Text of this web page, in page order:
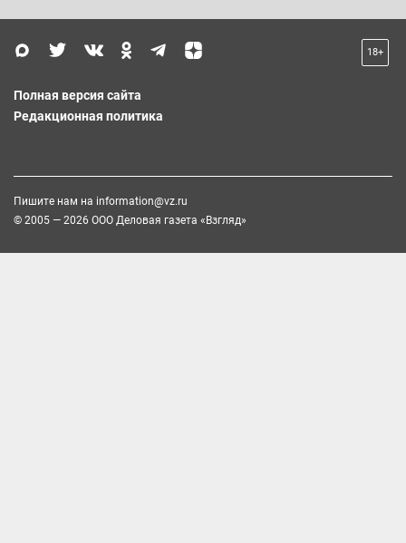
18+
Полная версия сайта
Редакционная политика
Пишите нам на information@vz.ru
© 2005 — 2026 ООО Деловая газета «Взгляд»